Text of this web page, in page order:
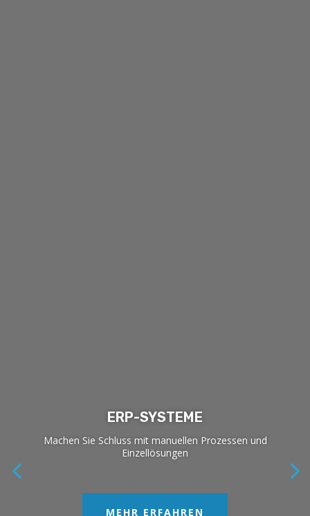
ERP-SYSTEME
Machen Sie Schluss mit manuellen Prozessen und
Einzellösungen
MEHR ERFAHREN